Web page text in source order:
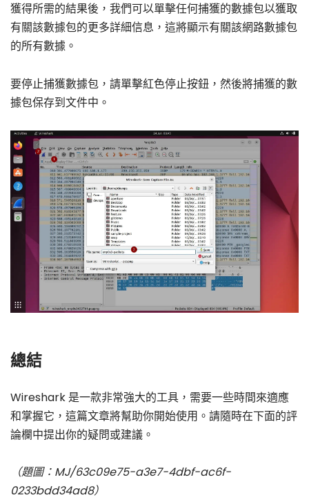
獲得所需的結果後，我們可以單擊任何捕獲的數據包以獲取
有關該數據包的更多詳細信息，這將顯示有關該網路數據包
的所有數據。
要停止捕獲數據包，請單擊紅色停止按鈕，然後將捕獲的數
據包保存到文件中。
總結
Wireshark 是一款非常強大的工具，需要一些時間來適應
和掌握它，這篇文章將幫助你開始使用。請隨時在下面的評
論欄中提出你的疑問或建議。
（題圖：MJ/63c09e75-a3e7-4dbf-ac6f-
0233bdd34ad8）